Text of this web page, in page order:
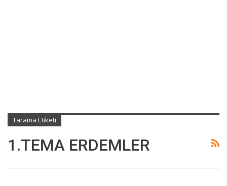
Tarama Etiketi
1.TEMA ERDEMLER